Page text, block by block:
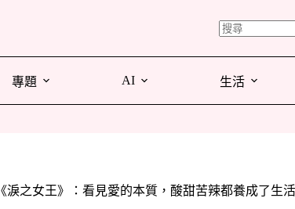
專題 AI 生活
《淚之女王》：看見愛的本質，酸甜苦辣都養成了生